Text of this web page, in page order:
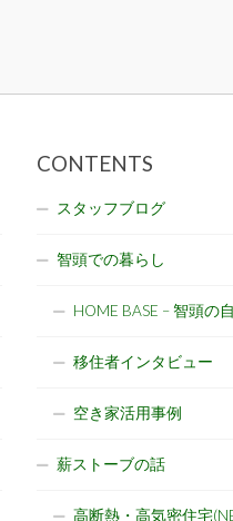
CONTENTS
スタッフブログ
智頭での暮らし
HOME BASE – 智頭の
移住者インタビュー
空き家活用事例
薪ストーブの話
高断熱・高気密住宅